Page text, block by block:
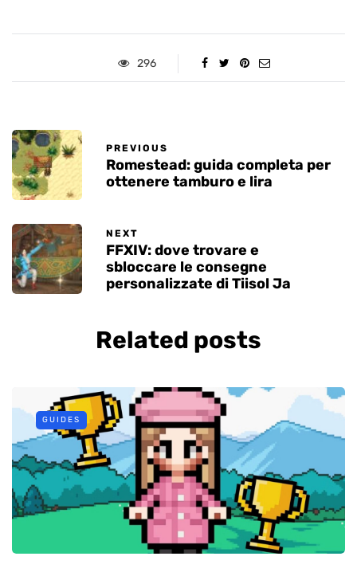
296
PREVIOUS
Romestead: guida completa per
ottenere tamburo e lira
NEXT
FFXIV: dove trovare e
sbloccare le consegne
personalizzate di Tiisol Ja
Related posts
GUIDES